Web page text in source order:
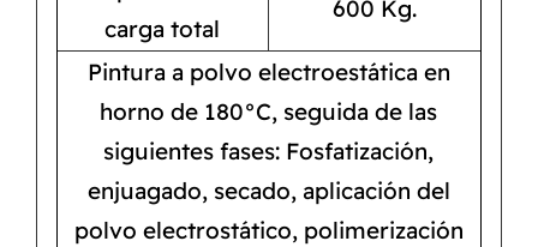
carga total
600 Kg.
Pintura a polvo electroestática en
horno de 180°C, seguida de las
siguientes fases: Fosfatización,
enjuagado, secado, aplicación del
polvo electrostático, polimerización